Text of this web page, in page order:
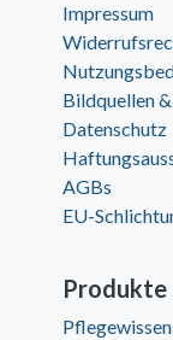
Impressum
Bildquellen
Datenschutz
AGBs
EU-
Produkte